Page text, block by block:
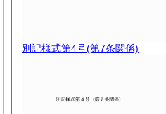
別記様式第4号(第7条関係)